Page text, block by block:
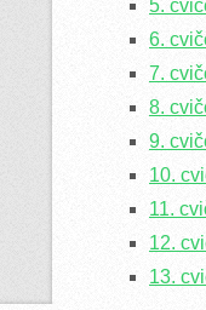
5.
6.
7.
8.
9.
10.
11.
12.
13.